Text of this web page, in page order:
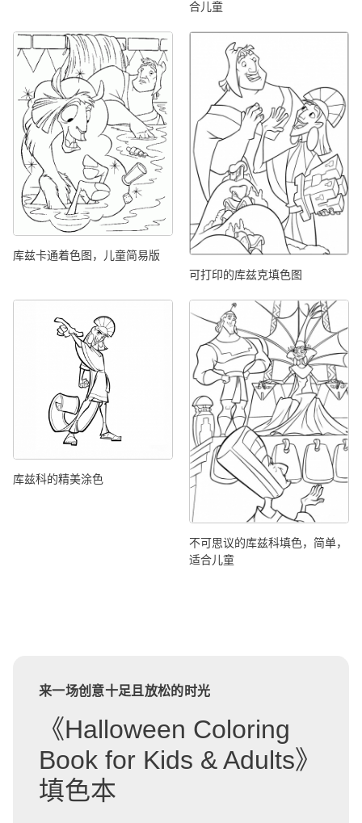
合儿童
库兹卡通着色图，儿童简易版
可打印的库兹克填色图
库兹科的精美涂色
不可思议的库兹科填色，简单，
适合儿童
来一场创意十足且放松的时光
《Halloween Coloring
Book for Kids & Adults》
填色本